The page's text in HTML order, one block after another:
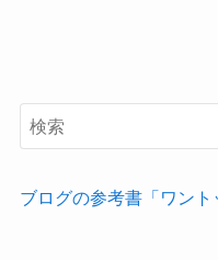
ブログの参考書「ワント